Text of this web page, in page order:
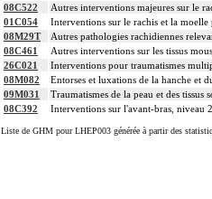
08C522
Autres interventions majeures sur le
01C054
Interventions sur le rachis et la
08M29T
Autres pathologies rachidiennes
08C461
Autres interventions sur les tissus
26C021
Interventions pour traumatismes
08M082
Entorses et luxations de la hanche et
09M031
Traumatismes de la peau et des tissus
08C392
Interventions sur l'avant-bras, niveau 2
Liste de GHM pour LHEP003 générée à partir des